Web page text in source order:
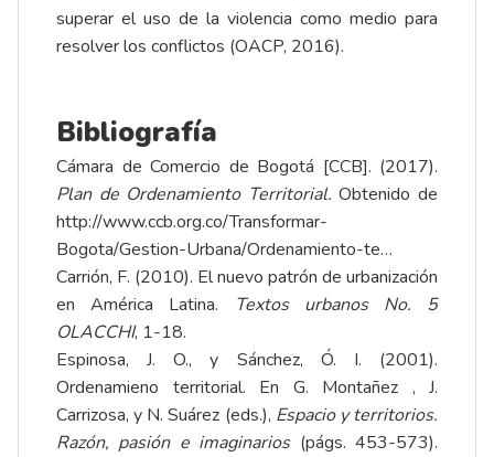
superar el uso de la violencia como medio para
resolver los conflictos (OACP, 2016).
Bibliografía
Cámara de Comercio de Bogotá [CCB]. (2017).
Plan de Ordenamiento Territorial. Obtenido de
http://www.ccb.org.co/Transformar-
Bogota/Gestion-Urbana/Ordenamiento-te…
Carrión, F. (2010). El nuevo patrón de urbanización
en América Latina.
Textos urbanos No. 5
OLACCHI, 1-18.
Espinosa, J. O., y Sánchez, Ó. I. (2001).
Ordenamieno territorial. En G. Montañez , J.
Carrizosa, y N. Suárez (eds.), Espacio y territorios.
Razón, pasión e imaginarios(págs. 453-573).